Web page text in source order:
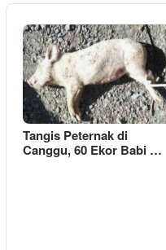
Tangis Peternak di
Canggu, 60 Ekor Babi …